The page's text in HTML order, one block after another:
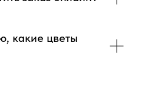
какие цветы